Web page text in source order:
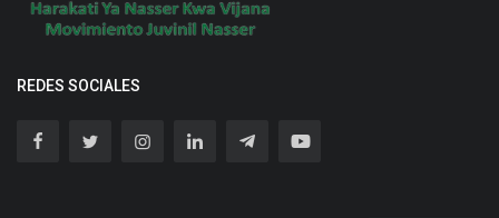
REDES SOCIALES